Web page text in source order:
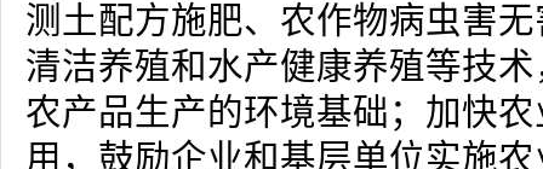
测土配方施肥、农作物病虫害
清洁养殖和水产健康养殖等技
农产品生产的环境基础；加快
用，鼓励企业和基层单位实施